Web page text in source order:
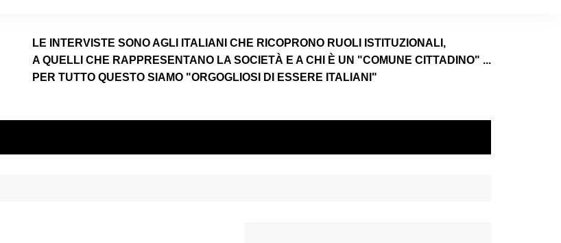
LE INTERVISTE SONO AGLI ITALIANI CHE RICOPRONO RUOLI ISTITUZIONALI,
A QUELLI CHE RAPPRESENTANO LA SOCIETÀ E A CHI È UN "COMUNE CITTADINO" ...
PER TUTTO QUESTO SIAMO "ORGOGLIOSI DI ESSERE ITALIANI"